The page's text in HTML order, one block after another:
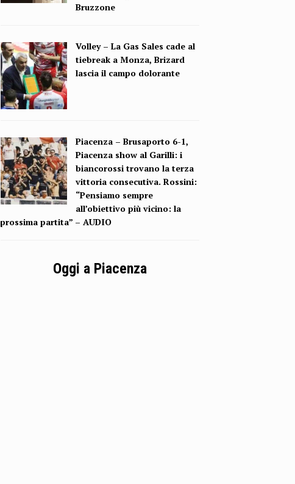
Bruzzone
Volley – La Gas Sales cade al
tiebreak a Monza, Brizard
lascia il campo dolorante
Piacenza – Brusaporto 6-1,
Piacenza show al Garilli: i
biancorossi trovano la terza
vittoria consecutiva. Rossini:
“Pensiamo sempre
all’obiettivo più vicino: la
prossima partita” – AUDIO
Oggi a Piacenza